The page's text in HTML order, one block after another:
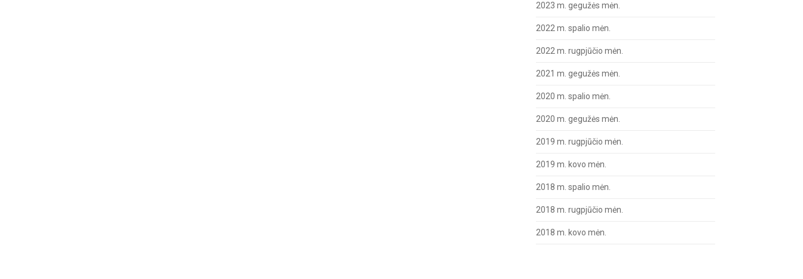
2023 m. gegužės mėn.
2022 m. spalio mėn.
2022 m. rugpjūčio mėn.
2021 m. gegužės mėn.
2020 m. spalio mėn.
2020 m. gegužės mėn.
2019 m. rugpjūčio mėn.
2019 m. kovo mėn.
2018 m. spalio mėn.
2018 m. rugpjūčio mėn.
2018 m. kovo mėn.